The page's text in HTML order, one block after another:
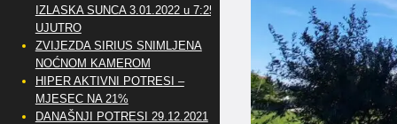
IZLASKA SUNCA 3.01.2022 u 7:25
UJUTRO
ZVIJEZDA SIRIUS SNIMLJENA
NOĆNOM KAMEROM
HIPER AKTIVNI POTRESI –
MJESEC NA 21%
DANAŠNJI POTRESI 29.12.2021